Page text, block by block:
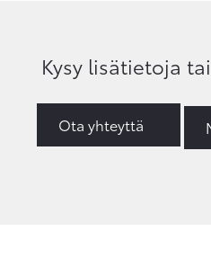
Kysy lisätietoja
Ota yhteyttä